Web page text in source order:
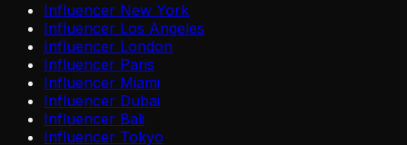
Influencer New York
Influencer Los Angeles
Influencer London
Influencer Paris
Influencer Miami
Influencer Dubai
Influencer Bali
Influencer Tokyo